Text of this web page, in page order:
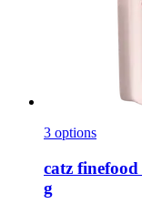
3 options
catz finefood
g